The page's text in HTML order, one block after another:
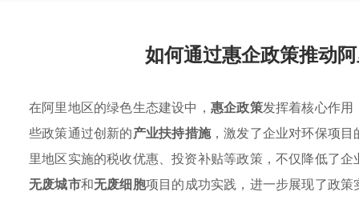
如何通过惠企政策推动
在阿里地区的绿色生态建设中， 惠企政策发挥着核心作用
些政策通过创新的产业扶持措施，激发了企业对环保项
里地区实施的税收优惠、投资补贴等政策，不仅降低了
无废城市和无废细胞项目的成功实践，进一步展现了政